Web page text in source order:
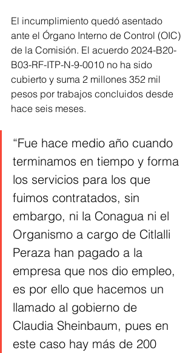
El incumplimiento quedó asentado
ante el Órgano Interno de Control (OIC)
de la Comisión. El acuerdo 2024-B20-
B03-RF-ITP-N-9-0010 no ha sido
cubierto y suma 2 millones 352 mil
pesos por trabajos concluidos desde
hace seis meses.
“Fue hace medio año cuando
terminamos en tiempo y forma
los servicios para los que
fuimos contratados, sin
embargo, ni la Conagua ni el
Organismo a cargo de Citlalli
Peraza han pagado a la
empresa que nos dio empleo,
es por ello que hacemos un
llamado al gobierno de
Claudia Sheinbaum, pues en
este caso hay más de 200